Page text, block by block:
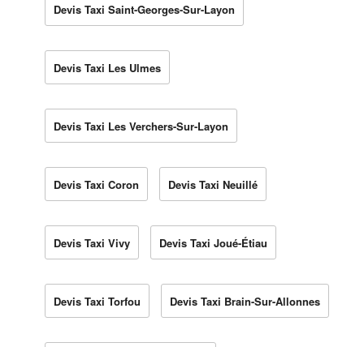
Devis Taxi Saint-Georges-Sur-Layon
Devis Taxi Les Ulmes
Devis Taxi Les Verchers-Sur-Layon
Devis Taxi Coron Devis Taxi Neuillé
Devis Taxi Vivy Devis Taxi Joué-Étiau
Devis Taxi Torfou Devis Taxi Brain-Sur-Allonnes